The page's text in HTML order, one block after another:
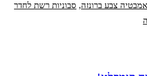
אמבטיה צבע ברונזה, סבוניות רשת לחדר